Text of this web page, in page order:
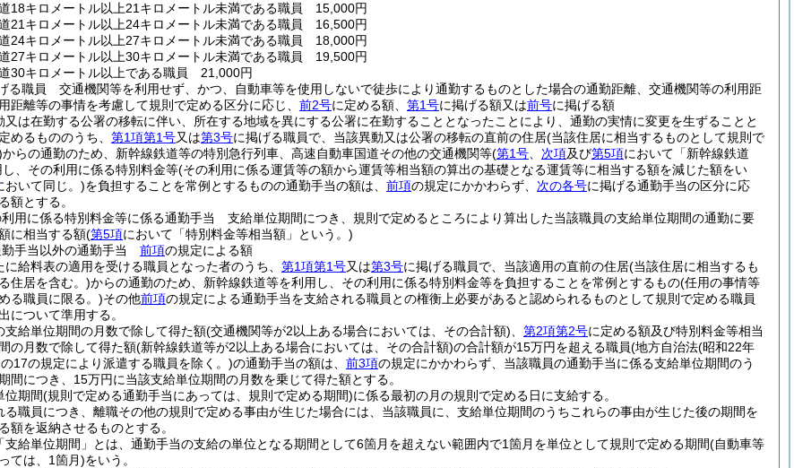
18キロメートル以上21キロメートル未満である職員 15,000円
21キロメートル以上24キロメートル未満である職員 16,500円
24キロメートル以上27キロメートル未満である職員 18,000円
27キロメートル以上30キロメートル未満である職員 19,500円
30キロメートル以上である職員 21,000円
る職員 交通機関等を利用せず、かつ、自動車等を使用しないで徒歩により通勤するものとした場合の通勤距離、交通機関等の利用距
距離等の事情を考慮して規則で定める区分に応じ、 前2号に定める額、 第1号に掲げる額又は前号に掲げる額
又は在勤する公署の移転に伴い、所在する地域を異にする公署に在勤することとなったことにより、通勤の実情に変更を生ずることと
めるもののうち、 第1項第1号又は第3号に掲げる職員で、当該異動又は公署の移転の直前の住居(当該住居に相当するものとして規則で
からの通勤のため、新幹線鉄道等の特別急行列車、高速自動車国道その他の交通機関等(第1号 次項及び第5項において「新幹線鉄道
し、その利用に係る特別料金等(その利用に係る運賃等の額から運賃等相当額の算出の基礎となる運賃等に相当する額を減じた額をい
おいて同じ。)を負担することを常例とするものの通勤手当の額は、 前項の規定にかかわらず、 次の各号に掲げる通勤手当の区分に応
額とする。
用に係る特別料金等に係る通勤手当 支給単位期間につき、規則で定めるところにより算出した当該職員の支給単位期間の通勤に要
に相当する額(第5項において「特別料金等相当額」という。)
勤手当以外の通勤手当 前項の規定による額
給料表の適用を受ける職員となった者のうち、 第1項第1号又は第3号に掲げる職員で、当該適用の直前の住居(当該住居に相当するも
住居を含む。)からの通勤のため、新幹線鉄道等を利用し、その利用に係る特別料金等を負担することを常例とするもの(任用の事情等
る職員に限る。)その他前項の規定による通勤手当を支給される職員との権衡上必要があると認められるものとして規則で定める職員
について準用する。
支給単位期間の月数で除して得た額(交通機関等が2以上ある場合においては、その合計額) 第2項第2号に定める額及び特別料金等相当
の月数で除して得た額(新幹線鉄道等が2以上ある場合においては、その合計額)の合計額が15万円を超える職員(地方自治法(昭和22年
17の規定により派遣する職員を除く。)の通勤手当の額は、 前3項の規定にかかわらず、当該職員の通勤手当に係る支給単位期間のう
間につき、15万円に当該支給単位期間の月数を乗じて得た額とする。
位期間(規則で定める通勤手当にあっては、規則で定める期間)に係る最初の月の規則で定める日に支給する。
る職員につき、離職その他の規則で定める事由が生じた場合には、当該職員に、支給単位期間のうちこれらの事由が生じた後の期間を
額を返納させるものとする。
支給単位期間」とは、通勤手当の支給の単位となる期間として6箇月を超えない範囲内で1箇月を単位として規則で定める期間(自動車等
ては、1箇月)をいう。